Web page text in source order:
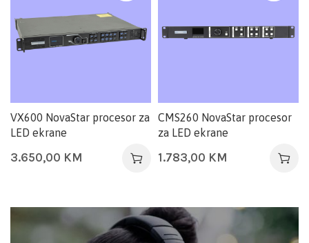
VX600 NovaStar procesor za
LED ekrane
3.650,00 KM
CMS260 NovaStar procesor
za LED ekrane
1.783,00 KM